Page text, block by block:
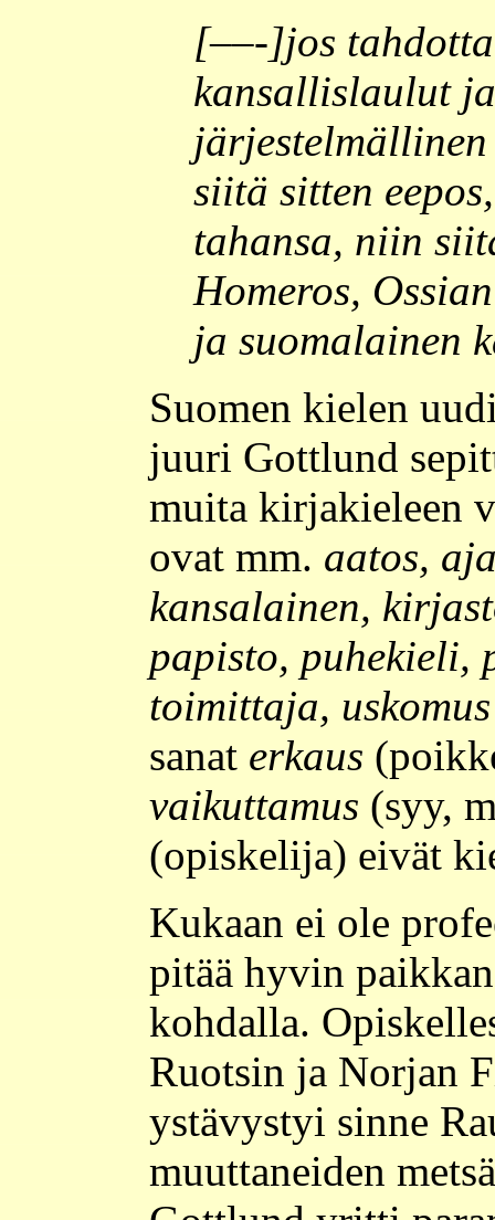
[––-]jos
kansallislaulut
siitä sitten
tahansa, niin
Homeros,
ja suomalainen
Suomen kielen
juuri Gottlund
muita kirjakieleen
ovat mm. aatos,
kansalainen,
papisto, puhekieli,
toimittaja,
sanat erkaus
vaikuttamus (syy,
(opiskelija) eivät
Kukaan ei ole
pitää hyvin
kohdalla.
Ruotsin ja Norjan
ystävystyi sinne
muuttaneiden